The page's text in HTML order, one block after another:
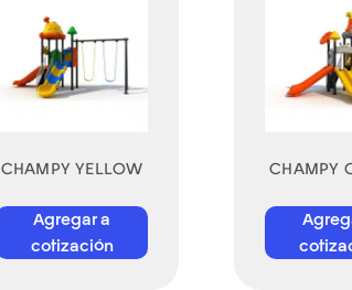
CHAMPY YELLOW
Agregar a
cotización
CHAMPY